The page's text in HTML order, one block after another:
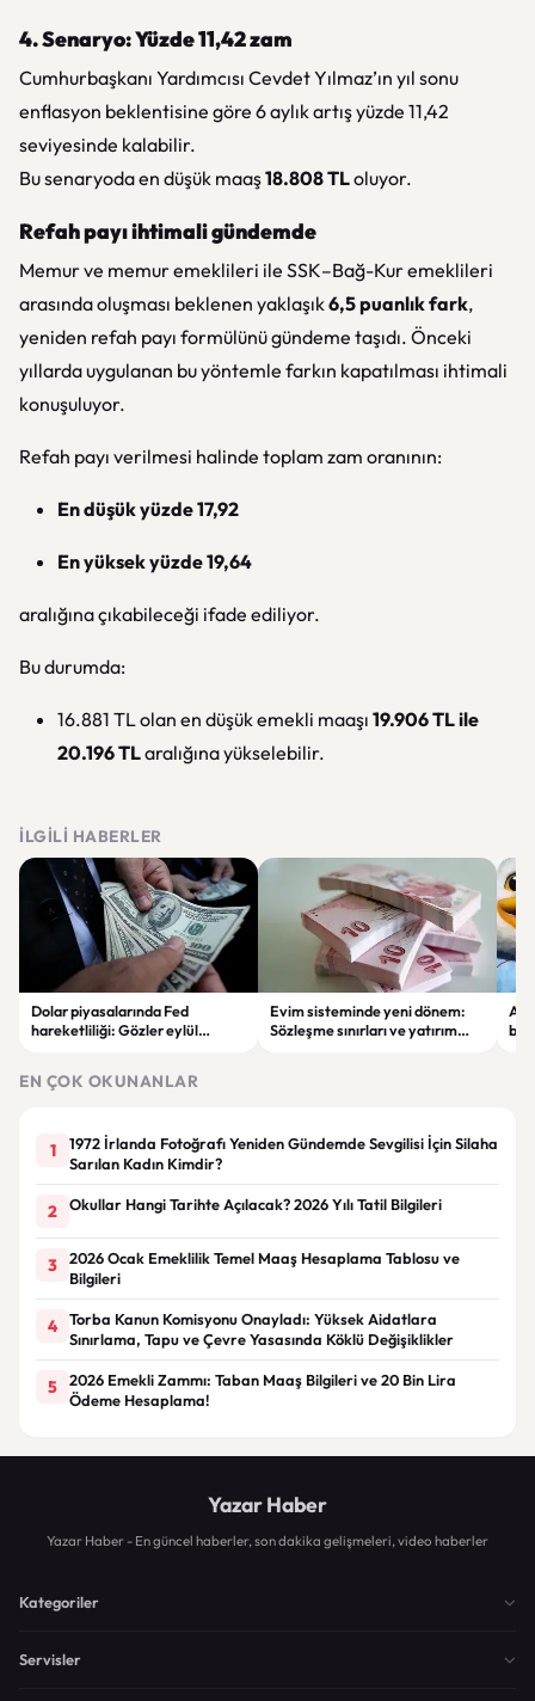
4. Senaryo: Yüzde 11,42 zam
Cumhurbaşkanı Yardımcısı Cevdet Yılmaz’ın yıl sonu
enflasyon beklentisine göre 6 aylık artış yüzde 11,42
seviyesinde kalabilir.
Bu senaryoda en düşük maaş18.808 TLoluyor.
Refah payı ihtimali gündemde
Memur ve memur emeklileri ile SSK–Bağ-Kur emeklileri
arasında oluşması beklenen yaklaşık6,5 puanlık fark,
yeniden refah payı formülünü gündeme taşıdı. Önceki
yıllarda uygulanan bu yöntemle farkın kapatılması ihtimali
konuşuluyor.
Refah payı verilmesi halinde toplam zam oranının:
En düşük yüzde 17,92
En yüksek yüzde 19,64
aralığına çıkabileceği ifade ediliyor.
Bu durumda:
16.881 TL olan en düşük emekli maaşı 19.906 TL ile
20.196 TLaralığına yükselebilir.
İLGILI HABERLER
Dolar piyasalarında Fed
hareketliliği: Gözler eylül
Evim sisteminde yeni dönem:
Sözleşme sınırları ve yatırım
EN ÇOK OKUNANLAR
1
1972 İrlanda Fotoğrafı Yeniden Gündemde Sevgilisi İçin Silaha
Sarılan Kadın Kimdir?
2 Okullar Hangi Tarihte Açılacak? 2026 Yılı Tatil Bilgileri
3
2026 Ocak Emeklilik Temel Maaş Hesaplama Tablosu ve
Bilgileri
4
Torba Kanun Komisyonu Onayladı: Yüksek Aidatlara
Sınırlama, Tapu ve Çevre Yasasında Köklü Değişiklikler
5
2026 Emekli Zammı: Taban Maaş Bilgileri ve 20 Bin Lira
Ödeme Hesaplama!
Yazar Haber
Yazar Haber - En güncel haberler, son dakika gelişmeleri, video haberler
Kategoriler
Servisler